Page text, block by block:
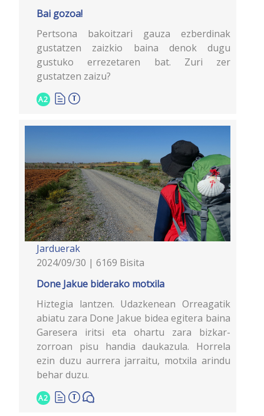
Bai gozoa!
Pertsona bakoitzari gauza ezberdinak
gustatzen zaizkio baina denok dugu
gustuko errezetaren bat. Zuri zer
gustatzen zaizu?
A2
Jarduerak
2024/09/30 | 6169 Bisita
Done Jakue biderako motxila
Hiztegia lantzen. Udazkenean Orreagatik
abiatu zara Done Jakue bidea egitera baina
Garesera iritsi eta ohartu zara bizkar-
zorroan pisu handia daukazula. Horrela
ezin duzu aurrera jarraitu, motxila arindu
behar duzu.
A2